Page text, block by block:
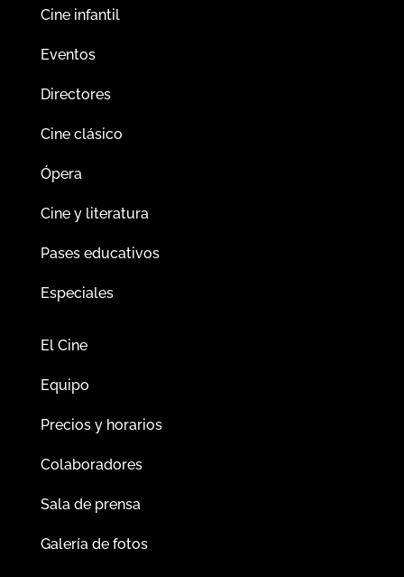
Cine infantil
Eventos
Directores
Cine clásico
Ópera
Cine y literatura
Pases educativos
Especiales
El Cine
Equipo
Precios y horarios
Colaboradores
Sala de prensa
Galería de fotos